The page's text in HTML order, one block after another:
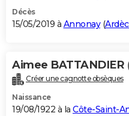
Décès
15/05/2019 à Annonay(
Aimee BATTANDIER
Créer une cagnotte obsèques
Naissance
19/08/1922 à la Côte-Saint-